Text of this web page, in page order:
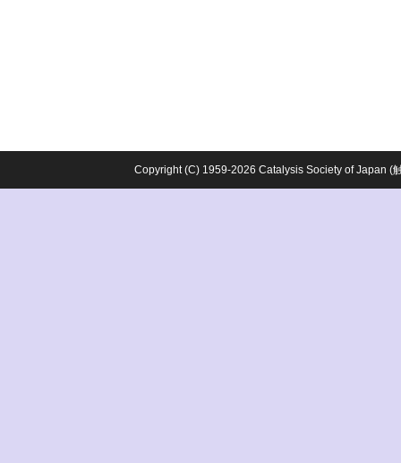
Copyright (C) 1959-2026 Catalysis Society of Japan (